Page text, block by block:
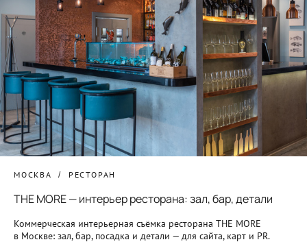
МОСКВА РЕСТОРАН
THE MORE — интерьер ресторана: зал, бар, детали
Коммерческая интерьерная съёмка ресторана THE MORE
в Москве: зал, бар, посадка и детали — для сайта, карт и PR.